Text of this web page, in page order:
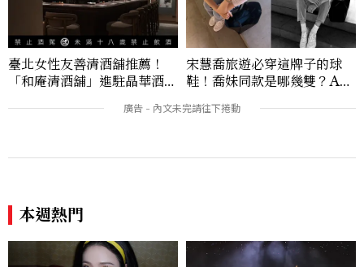
臺北女性友善清酒舖推薦！
「和庵清酒舖」進駐晶華酒
宋慧喬旅遊必穿這牌子的球
鞋！喬妹同款是哪幾雙？AU
上？
本週熱門